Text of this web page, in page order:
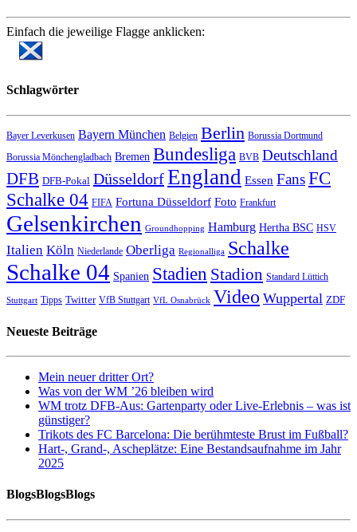
Einfach die jeweilige Flagge anklicken:
Schlagwörter
Bayer Leverkusen Bayern München Belgien Berlin Borussia Dortmund
Borussia Mönchengladbach Bremen Bundesliga BVB Deutschland
DFB DFB-Pokal DüsseldorfEngland Essen FansFC
Schalke 04 FIFA Fortuna Düsseldorf Foto Frankfurt
Gelsenkirchen Groundhopping Hamburg Hertha BSC HSV
Italien Köln Niederlande Oberliga Regionalliga Schalke
Schalke 04 Spanien Stadien Stadion Standard Lüttich
Stuttgart Tipps Twitter VfB Stuttgart VfL Osnabrück Video Wuppertal ZDF
Neueste Beiträge
Mein neuer dritter Ort?
Was von der WM ’26 bleiben wird
WM trotz DFB-Aus: Gartenparty oder Live-Erlebnis – was ist
günstiger?
Trikots des FC Barcelona: Die berühmteste Brust im Fußball?
Hart-, Grand-, Ascheplätze: Eine Bestandsaufnahme im Jahr
2025
BlogsBlogsBlogs